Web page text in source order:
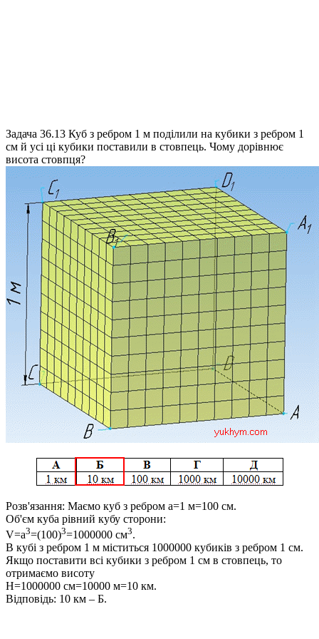
Задача 36.13 Куб з ребром 1 м поділили на кубики з ребром 1
см й усі ці кубики поставили в стовпець. Чому дорівнює
висота стовпця?
Розв'язання: Маємо куб з ребром a=1 м=100 см.
Об'єм куба рівний кубу сторони:
V=a3=(100)3=1000000 см3.
В кубі з ребром 1 м міститься 1000000 кубиків з ребром 1 см.
Якщо поставити всі кубики з ребром 1 см в стовпець, то
отримаємо висоту
H=1000000 см=10000 м=10 км.
Відповідь: 10 км – Б.